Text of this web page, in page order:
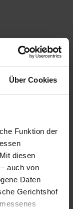
Über Cookies
Funktion der
diesen
auch von
Daten
Gerichtshof
Höhepunkten?
Kulturhighlights,
zwischen See